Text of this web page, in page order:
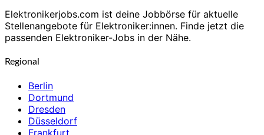
Elektronikerjobs.com ist deine Jobbörse für aktuelle
Stellenangebote für Elektroniker:innen. Finde jetzt die
passenden Elektroniker-Jobs in der Nähe.
Regional
Berlin
Dortmund
Dresden
Düsseldorf
Frankfurt